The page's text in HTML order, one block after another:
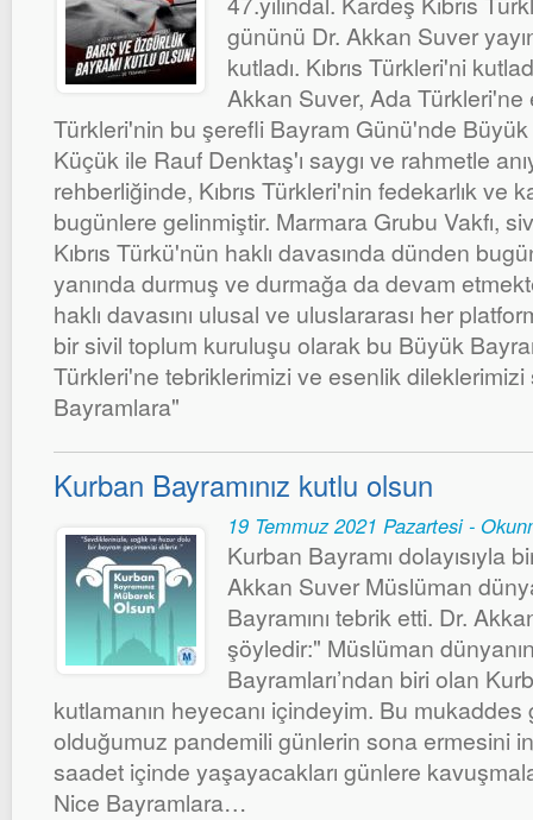
gününü Dr. Akkan Suver
kutladı. Kıbrıs Türkleri'ni
Akkan Suver, Ada Türkleri'ne
Türkleri'nin bu şerefli Bayram Günü'nde Büyük
Küçük ile Rauf Denktaş'ı saygı ve rahmetle
rehberliğinde, Kıbrıs Türkleri'nin fedekarlık ve
bugünlere gelinmiştir. Marmara Grubu Vakfı,
Kıbrıs Türkü'nün haklı davasında dünden
yanında durmuş ve durmağa da devam
haklı davasını ulusal ve uluslararası her
bir sivil toplum kuruluşu olarak bu Büyük
Türkleri'ne tebriklerimizi ve esenlik
Bayramlara"
Kurban Bayramınız kutlu olsun
19 Temmuz 2021 Pazartesi -
Kurban Bayramı dolayısıyla
Akkan Suver Müslüman
Bayramını tebrik etti. Dr.
şöyledir:" Müslüman
Bayramları’ndan biri olan
kutlamanın heyecanı içindeyim. Bu
olduğumuz pandemili günlerin sona ermesini
saadet içinde yaşayacakları günlere
Nice Bayramlara…